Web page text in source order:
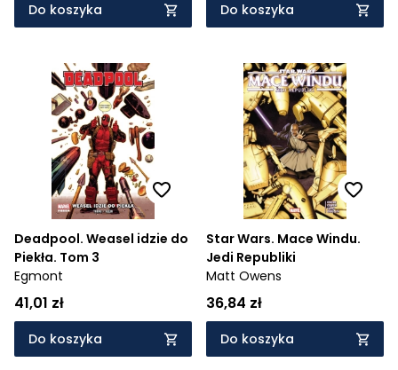
Do koszyka Do koszyka
Deadpool. Weasel idzie do
Piekła. Tom 3
Egmont
41,01 zł
Do koszyka
Star Wars. Mace Windu.
Jedi Republiki
Matt Owens
36,84 zł
Do koszyka